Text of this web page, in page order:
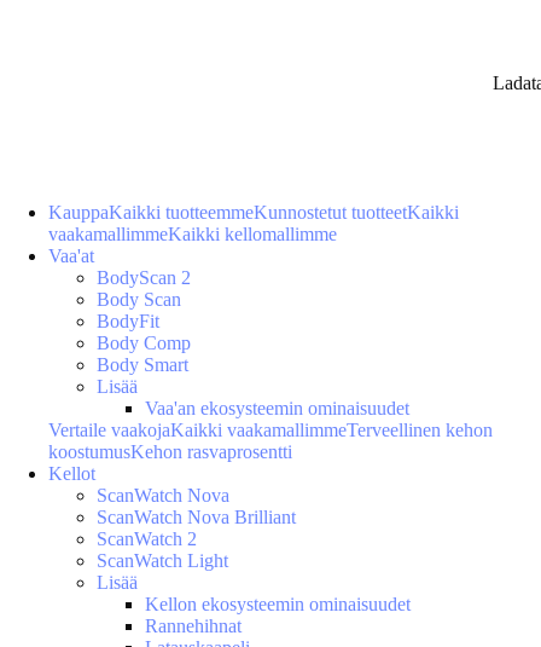
KauppaKaikki tuotteemmeKunnostetut tuotteetKaikki
vaakamallimmeKaikki kellomallimme
Vaa'at
BodyScan 2
Body Scan
BodyFit
Body Comp
Body Smart
Lisää
Vaa'an ekosysteemin ominaisuudet
Vertaile vaakojaKaikki vaakamallimmeTerveellinen kehon
koostumusKehon rasvaprosentti
Kellot
ScanWatch Nova
ScanWatch Nova Brilliant
ScanWatch 2
ScanWatch Light
Lisää
Kellon ekosysteemin ominaisuudet
Rannehihnat